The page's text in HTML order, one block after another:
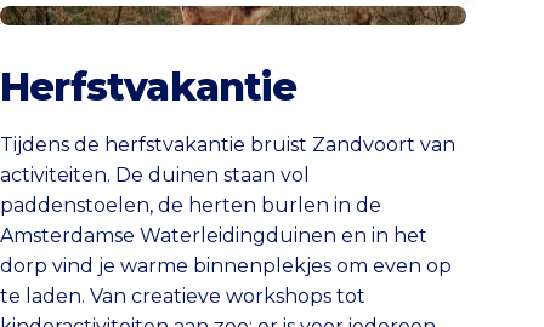
Herfstvakantie
Herfstvakantie
Tijdens de herfstvakantie bruist Zandvoort van
activiteiten. De duinen staan vol
paddenstoelen, de herten burlen in de
Amsterdamse Waterleidingduinen en in het
dorp vind je warme binnenplekjes om even op
te laden. Van creatieve workshops tot